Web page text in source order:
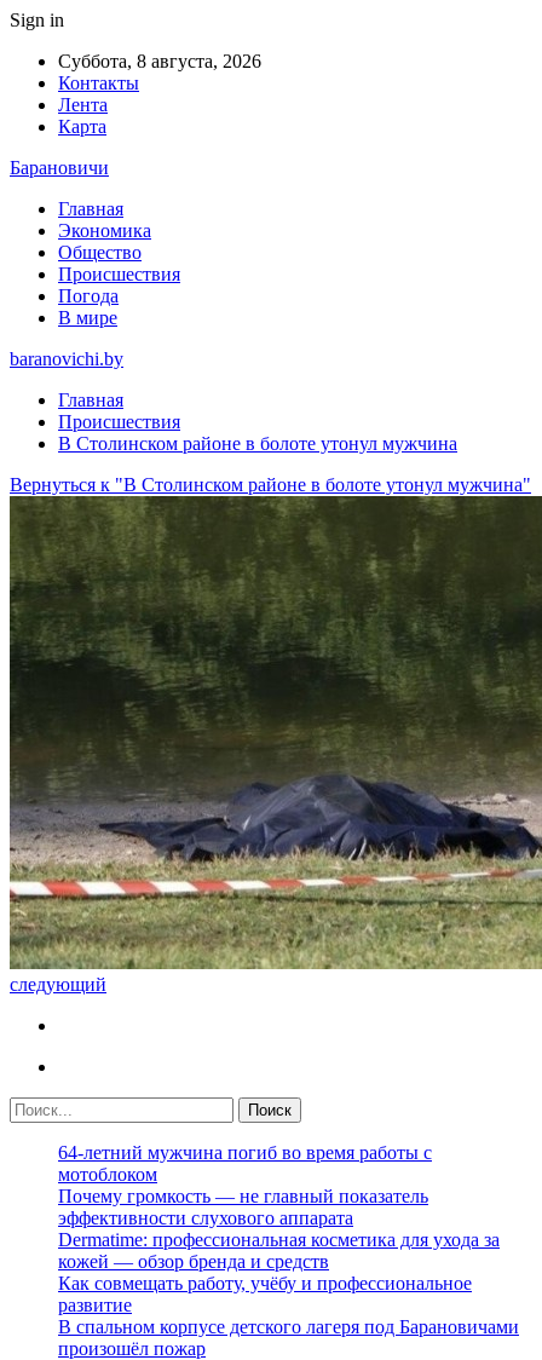
Sign in
Суббота, 8 августа, 2026
Контакты
Лента
Карта
Барановичи
Главная
Экономика
Общество
Происшествия
Погода
В мире
baranovichi.by
Главная
Происшествия
В Столинском районе в болоте утонул мужчина
Вернуться к "В Столинском районе в болоте утонул мужчина"
следующий
64-летний мужчина погиб во время работы с
мотоблоком
Почему громкость — не главный показатель
эффективности слухового аппарата
Dermatime: профессиональная косметика для ухода за
кожей — обзор бренда и средств
Как совмещать работу, учёбу и профессиональное
развитие
В спальном корпусе детского лагеря под Барановичами
произошёл пожар